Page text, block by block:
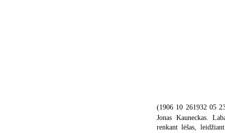
(1906 10 261932 05
Jonas Kauneckas.
renkant lėšas,